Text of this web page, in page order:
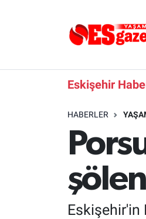
Eskişehir
HABERLER
Eskişehir'in
Eskişehirspor Arşivi
Eskişehir Arşivi
Röportaj
Eskişehir Nöbetçi
Süper Lig Puan Durumu
Tüm Manşetler
Son Dakika Haberleri